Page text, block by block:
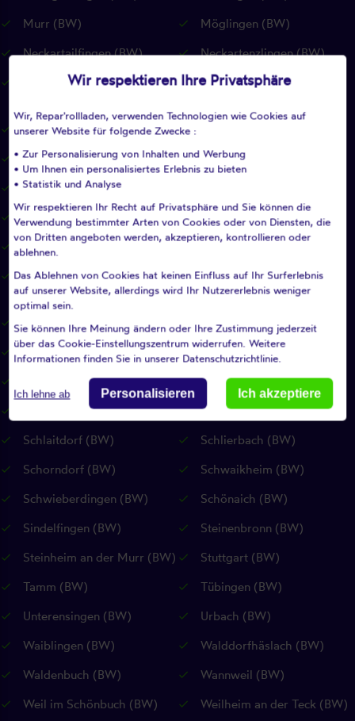
Murr (BW)
Möglingen (BW)
Neckartailfingen (BW)
Neckartenzlingen (BW)
Neuffen (BW)
Neuhausen auf den Fildern
Notzingen (BW)
Oberboihingen (BW)
Ohmden (BW)
Ostfildern (BW)
Pfullingen (BW)
Pleidelsheim (BW)
Pliezhausen (BW)
Plochingen (BW)
Plüderhausen (BW)
Reichenbach an der Fils
(BW)
Remseck am Neckar (BW)
Remshalden (BW)
Renningen (BW)
Reutlingen (BW)
Riederich (BW)
Rudersberg (BW)
Rutesheim (BW)
Sankt Johann (RP)
Schlaitdorf (BW)
Schlierbach (BW)
Schorndorf (BW)
Schwaikheim (BW)
Schwieberdingen (BW)
Schönaich (BW)
Sindelfingen (BW)
Steinenbronn (BW)
Steinheim an der Murr (BW)
Stuttgart (BW)
Tamm (BW)
Tübingen (BW)
Unterensingen (BW)
Urbach (BW)
Waiblingen (BW)
Walddorfhäslach (BW)
Waldenbuch (BW)
Wannweil (BW)
Weil im Schönbuch (BW)
Weilheim an der Teck (BW)
Wir respektieren Ihre Privatsphäre
Wir, Repar'rollladen, verwenden Technologien wie Cookies auf
unserer Website für folgende Zwecke :
• Zur Personalisierung von Inhalten und Werbung
• Um Ihnen ein personalisiertes Erlebnis zu bieten
• Statistik und Analyse
Wir respektieren Ihr Recht auf Privatsphäre und Sie können die
Verwendung bestimmter Arten von Cookies oder von Diensten, die
von Dritten angeboten werden, akzeptieren, kontrollieren oder
ablehnen.
Das Ablehnen von Cookies hat keinen Einfluss auf Ihr Surferlebnis
auf unserer Website, allerdings wird Ihr Nutzererlebnis weniger
optimal sein.
Sie können Ihre Meinung ändern oder Ihre Zustimmung jederzeit
über das Cookie-Einstellungszentrum widerrufen. Weitere
Informationen finden Sie in unserer Datenschutzrichtlinie.
Ich lehne ab Personalisieren Ich akzeptiere